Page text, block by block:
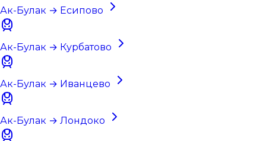
Ак-Булак → Есипово
Ак-Булак → Курбатово
Ак-Булак → Иванцево
Ак-Булак → Лондоко